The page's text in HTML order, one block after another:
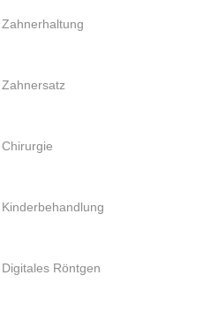
Zahnerhaltung
Zahnersatz
Chirurgie
Kinderbehandlung
Digitales Röntgen